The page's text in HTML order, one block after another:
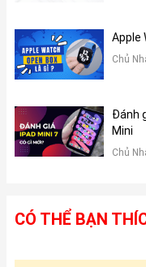
Apple
Chủ
Đánh
Mini
Chủ
CÓ THỂ BẠN